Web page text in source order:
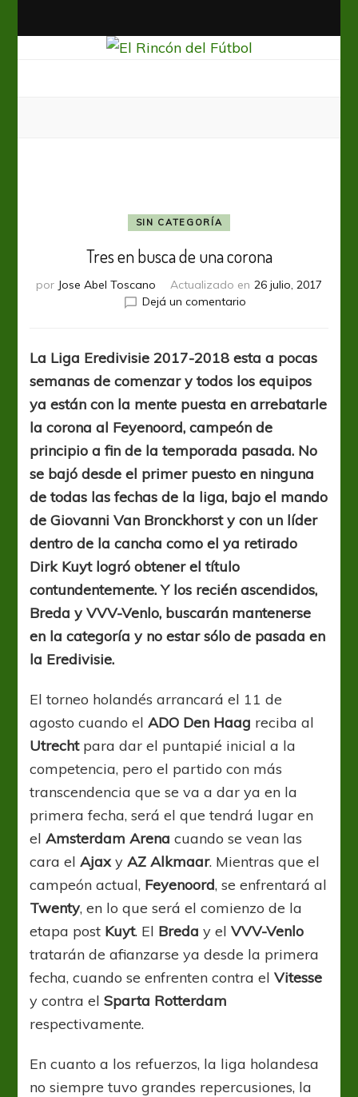
SIN CATEGORÍA
Tres en busca de una corona
por Jose Abel Toscano Actualizado en 26 julio, 2017
Dejá un comentarioen
busca
de
una
corona
La Liga Eredivisie 2017-2018 esta a pocas
semanas de comenzar y todos los equipos
ya están con la mente puesta en arrebatarle
la corona al Feyenoord, campeón de
principio a fin de la temporada pasada. No
se bajó desde el primer puesto en ninguna
de todas las fechas de la liga, bajo el mando
de Giovanni Van Bronckhorst y con un líder
dentro de la cancha como el ya retirado
Dirk Kuyt logró obtener el título
contundentemente. Y los recién ascendidos,
Breda y VVV-Venlo, buscarán mantenerse
en la categoría y no estar sólo de pasada en
la Eredivisie.
El torneo holandés arrancará el 11 de
agosto cuando elADO Den Haag reciba al
Utrechtpara dar el puntapié inicial a la
competencia, pero el partido con más
transcendencia que se va a dar ya en la
primera fecha, será el que tendrá lugar en
elAmsterdam Arena cuando se vean las
cara el AjaxyAZ Alkmaar. Mientras que el
campeón actual, Feyenoord, se enfrentará al
Twenty, en lo que será el comienzo de la
etapa post Kuyt. El Breda y el VVV-Venlo
tratarán de afianzarse ya desde la primera
fecha, cuando se enfrenten contra elVitesse
y contra elSparta Rotterdam
respectivamente.
En cuanto a los refuerzos, la liga holandesa
no siempre tuvo grandes repercusiones, la